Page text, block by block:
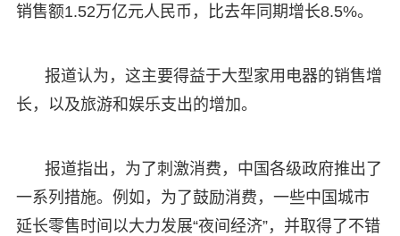
销售额1.52万亿元人民币，比去年同期增长8.5%。
报道认为，这主要得益于大型家用电器的销售增
长，以及旅游和娱乐支出的增加。
报道指出，为了刺激消费，中国各级政府推出了
一系列措施。例如，为了鼓励消费，一些中国城市
延长零售时间以大力发展“夜间经济”，并取得了不错